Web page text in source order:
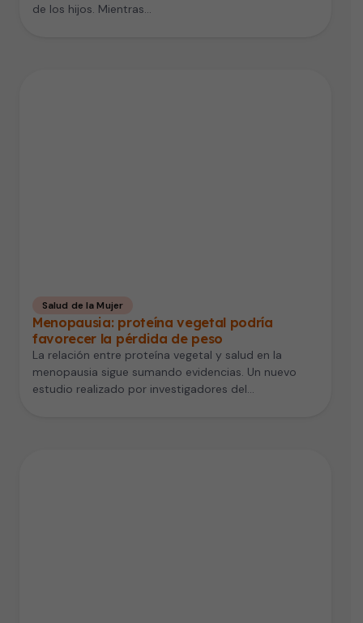
de los hijos. Mientras…
Salud de la Mujer
Menopausia: proteína vegetal podría
favorecer la pérdida de peso
La relación entre proteína vegetal y salud en la
menopausia sigue sumando evidencias. Un nuevo
estudio realizado por investigadores del…